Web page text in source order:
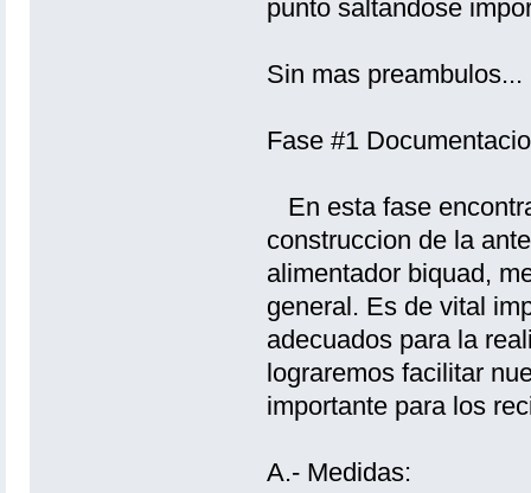
punto saltandose
Sin mas preambulos...
Fase #1
En esta fase
construccion de la
alimentador biquad,
general. Es de vital
adecuados para la
lograremos facilitar
importante para los
A.- Medidas: